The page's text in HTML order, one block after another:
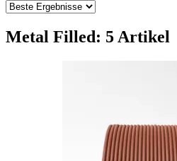
Metal Filled: 5 Artikel